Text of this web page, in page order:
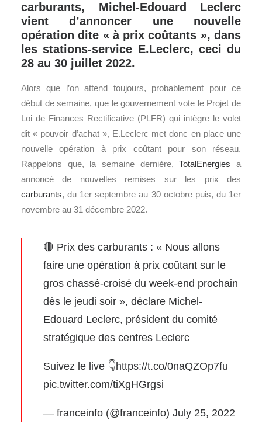
carburants, Michel-Edouard Leclerc
vient d’annoncer une nouvelle
opération dite « à prix coûtants », dans
les stations-service E.Leclerc, ceci du
28 au 30 juillet 2022.
Alors que l’on attend toujours, probablement pour ce
début de semaine, que le gouvernement vote le Projet de
Loi de Finances Rectificative (PLFR) qui intègre le volet
dit « pouvoir d’achat », E.Leclerc met donc en place une
nouvelle opération à prix coûtant pour son réseau.
Rappelons que, la semaine dernière,TotalEnergies a
annoncé de nouvelles remises sur les prix des
carburants, du 1er septembre au 30 octobre puis, du 1er
novembre au 31 décembre 2022.
🔴 Prix des carburants : « Nous allons
faire une opération à prix coûtant sur le
gros chassé-croisé du week-end prochain
dès le jeudi soir », déclare Michel-
Edouard Leclerc, président du comité
stratégique des centres Leclerc
Suivez le live 👇https://t.co/0naQZOp7fu
pic.twitter.com/tiXgHGrgsi
— franceinfo (@franceinfo) July 25, 2022